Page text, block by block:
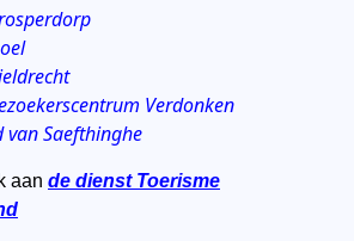
Verdonken
van Saefthinghe
aan de dienst Toerisme